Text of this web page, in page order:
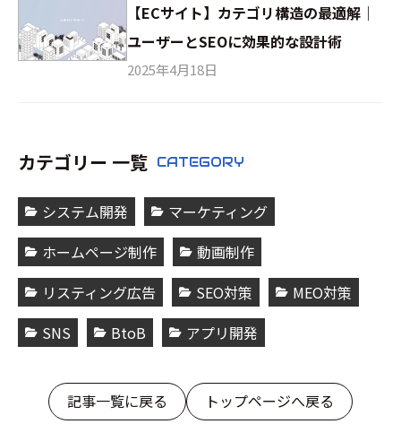
【ECサイト】カテゴリ構造の最適解｜
ユーザーとSEOに効果的な設計術
2025年4月18日
カテゴリー 一覧 CATEGORY
システム開発
マーケティング
ホームページ制作
動画制作
リスティング広告
SEO対策
MEO対策
SNS
BtoB アプリ開発
記事一覧に戻る トップページへ戻る